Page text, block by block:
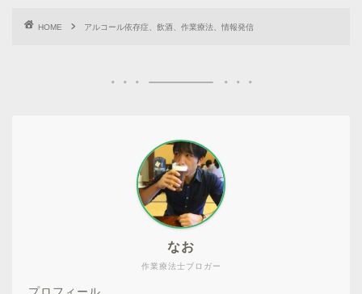
HOME アルコール依存症、飲酒、作業療法、情報発信
作業療法士ブロガー
なお